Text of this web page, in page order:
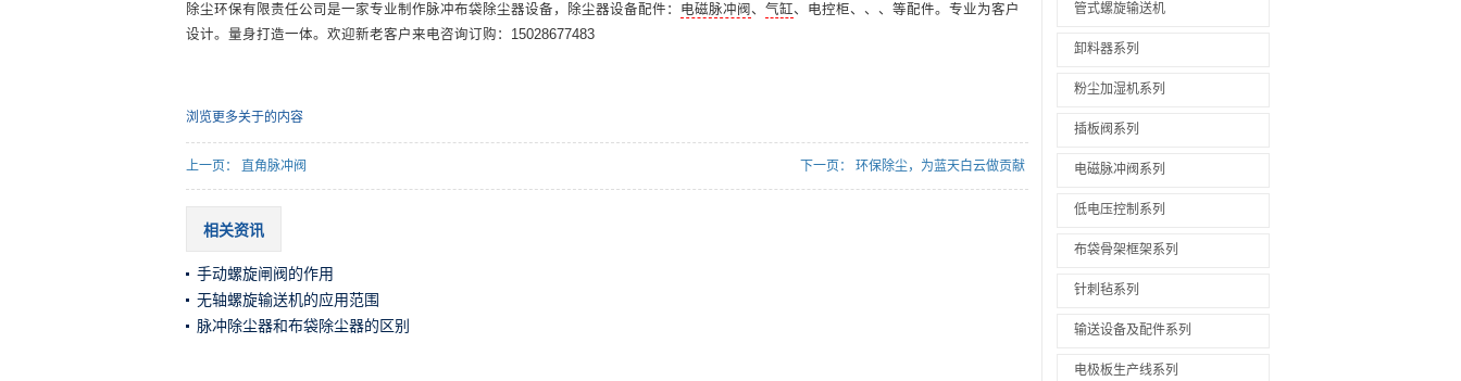
除尘环保有限责任公司是一家专业制作脉冲布袋除尘器设备，除尘器设备配件： 电磁脉冲阀 、 气缸、电控柜、、、等配件。专业为客户
设计。量身打造一体。欢迎新老客户来电咨询订购：15028677483
浏览更多关于的内容
上一页： 直角脉冲阀 下一页： 环保除尘，为蓝天白云做贡献
相关资讯
手动螺旋闸阀的作用
无轴螺旋输送机的应用范围
脉冲除尘器和布袋除尘器的区别
管式螺旋输送机
卸料器系列
粉尘加湿机系列
插板阀系列
电磁脉冲阀系列
低电压控制系列
布袋骨架框架系列
针刺毡系列
输送设备及配件系列
电极板生产线系列